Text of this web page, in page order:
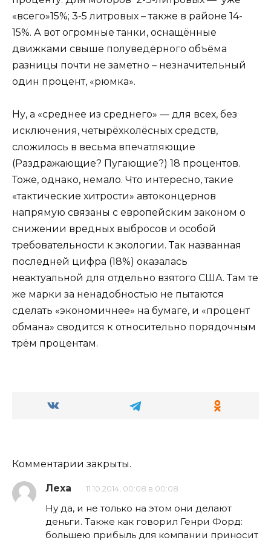
«всего»15%; 3-5 литровых – также в районе 14-
15%. А вот огромные танки, оснащённые
движками свыше полуведёрного объёма
разницы почти не заметно – незначительный
один процент, «рюмка».
Ну, а «среднее из среднего» — для всех, без
исключения, четырёхколёсных средств,
сложилось в весьма впечатляющие
(Раздражающие? Пугающие?) 18 процентов.
Тоже, однако, немало. Что интересно, такие
«тактические хитрости» автоконцернов
напрямую связаны с европейским законом о
снижении вредных выбросов и особой
требовательности к экологии. Так названная
последней цифра (18%) оказалась
неактуальной для отдельно взятого США. Там те
же марки за ненадобностью не пытаются
сделать «экономичнее» на бумаге, и «процент
обмана» сводится к относительно порядочным
трём процентам.
Комментарии закрыты.
Леха 11.10.2014, 00:08 в 00:08
Ну да, и не только на этом они делают
деньги. Также как говорил Генри Форд:
большею прибыль для компании приносит